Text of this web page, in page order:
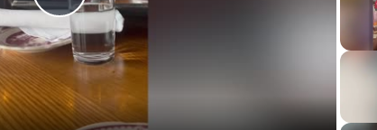
Play
Video